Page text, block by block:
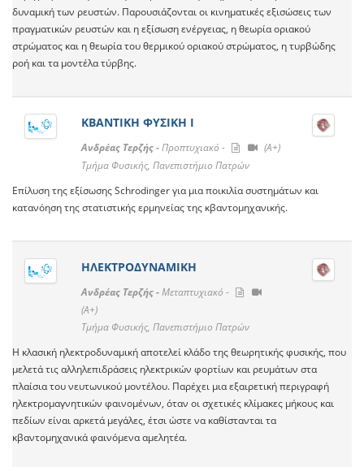
δυναμική των ρευστών. Παρουσιάζονται οι κινηματικές εξισώσεις των
πραγματικών ρευστών και η εξίσωση ενέργειας, η θεωρία οριακού
στρώματος και η θεωρία του θερμικού οριακού στρώματος, η τυρβώδης
ροή και τα μοντέλα τύρβης.
ΚΒΑΝΤΙΚΗ ΦΥΣΙΚΗ Ι
Ανδρέας Τερζής -Προπτυχιακό -
(A+)
Τμήμα Φυσικής, Πανεπιστήμιο Πατρών
Επίλυση της εξίσωσης Schrodinger για μια ποικιλία συστημάτων και
κατανόηση της στατιστικής ερμηνείας της κβαντομηχανικής.
ΗΛΕΚΤΡΟΔΥΝΑΜΙΚΗ
Ανδρέας Τερζής -Μεταπτυχιακό -
(A+)
Τμήμα Φυσικής, Πανεπιστήμιο Πατρών
Η κλασική ηλεκτροδυναμική αποτελεί κλάδο της θεωρητικής φυσικής, που
μελετά τις αλληλεπιδράσεις ηλεκτρικών φορτίων και ρευμάτων στα
πλαίσια του νευτωνικού μοντέλου. Παρέχει μια εξαιρετική περιγραφή
ηλεκτρομαγνητικών φαινομένων, όταν οι σχετικές κλίμακες μήκους και
πεδίων είναι αρκετά μεγάλες, έτσι ώστε να καθίστανται τα
κβαντομηχανικά φαινόμενα αμελητέα.